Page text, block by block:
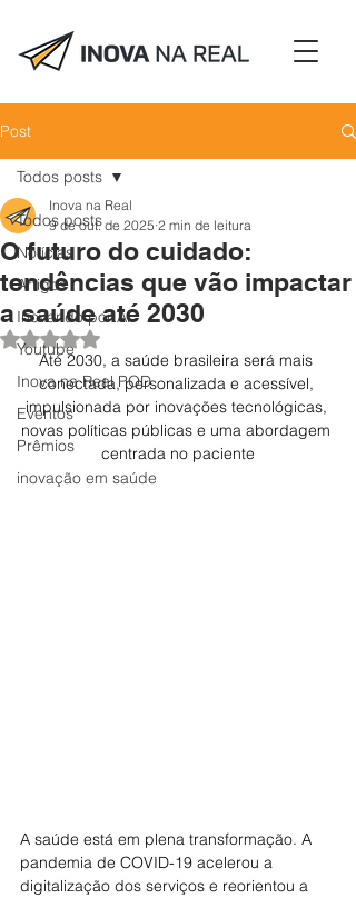
Post
Todos posts
Notícias
Artigos
Inovando por Aí
Youtube
Inova na Real POD
Eventos
Prêmios
inovação em saúde
Todos posts
O futuro do cuidado:
tendências que vão impactar
a saúde até 2030
Inova na Real
9 de out. de 2025 2 min de leitura
Avaliado com NaN de 5 estrelas.
Até 2030, a saúde brasileira será mais
conectada, personalizada e acessível,
impulsionada por inovações tecnológicas,
novas políticas públicas e uma abordagem
centrada no paciente
A saúde está em plena transformação. A
pandemia de COVID-19 acelerou a
digitalização dos serviços e reorientou a